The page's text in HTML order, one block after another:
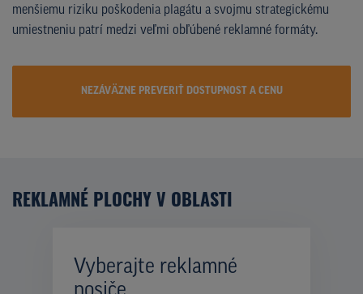
menšiemu riziku poškodenia plagátu a svojmu strategickému
umiestneniu patrí medzi veľmi obľúbené reklamné formáty.
NEZÁVÄZNE PREVERIŤ DOSTUPNOST A CENU
REKLAMNÉ PLOCHY V OBLASTI
Vyberajte reklamné